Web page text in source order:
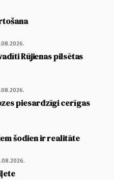
Rūjienas pilsētas
piesardzīgi cerīgas
šodien ir realitāte